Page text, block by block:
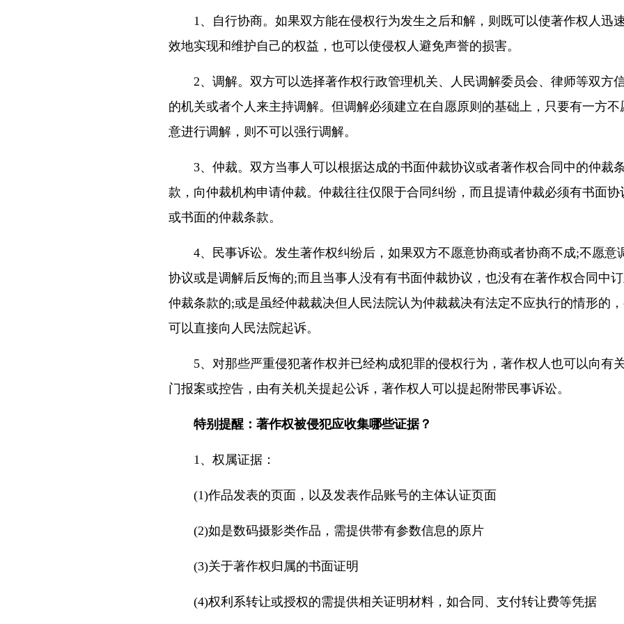
1、自行协商。如果双方能在侵权行为发生之后和解，则既可以使著作权人迅
效地实现和维护自己的权益，也可以使侵权人避免声誉的损害。
2、调解。双方可以选择著作权行政管理机关、人民调解委员会、律师等双方
的机关或者个人来主持调解。但调解必须建立在自愿原则的基础上，只要有一方不
意进行调解，则不可以强行调解。
3、仲裁。双方当事人可以根据达成的书面仲裁协议或者著作权合同中的仲裁
款，向仲裁机构申请仲裁。仲裁往往仅限于合同纠纷，而且提请仲裁必须有书面协
或书面的仲裁条款。
4、民事诉讼。发生著作权纠纷后，如果双方不愿意协商或者协商不成;不愿意
协议或是调解后反悔的;而且当事人没有有书面仲裁协议，也没有在著作权合同中
仲裁条款的;或是虽经仲裁裁决但人民法院认为仲裁裁决有法定不应执行的情形的
可以直接向人民法院起诉。
5、对那些严重侵犯著作权并已经构成犯罪的侵权行为，著作权人也可以向有
门报案或控告，由有关机关提起公诉，著作权人可以提起附带民事诉讼。
特别提醒：著作权被侵犯应收集哪些证据？
1、权属证据：
(1)作品发表的页面，以及发表作品账号的主体认证页面
(2)如是数码摄影类作品，需提供带有参数信息的原片
(3)关于著作权归属的书面证明
(4)权利系转让或授权的需提供相关证明材料，如合同、支付转让费等凭据